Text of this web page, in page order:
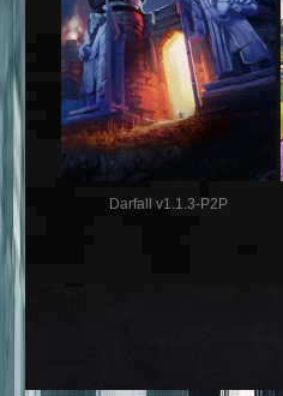
Darfall v1.1.3-P2P